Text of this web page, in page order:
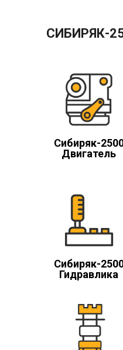
CИБИРЯК-
Сибиряк-
Двигатель
Cибиряк-
Гидравлика